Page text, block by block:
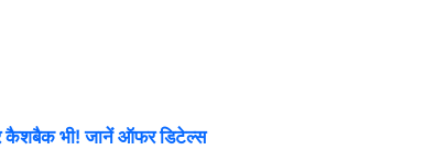
कैशबैक भी! जानें ऑफर डिटेल्स